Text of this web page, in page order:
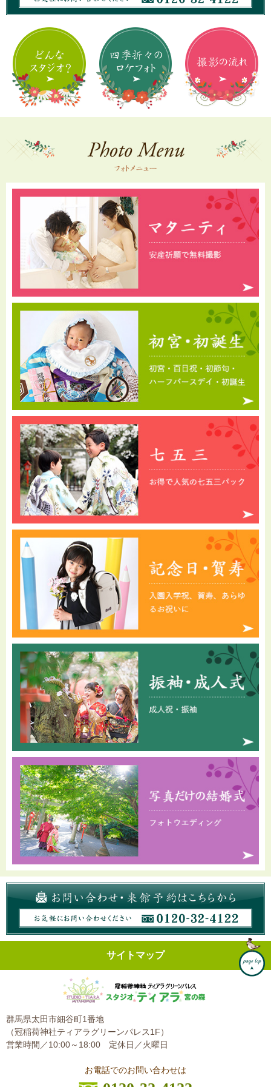
サイトマップ
群馬県太田市細谷町1番地
（冠稲荷神社ティアラグリーンパレス1F）
営業時間／10:00～18:00 定休日／火曜日
お電話でのお問い合わせは